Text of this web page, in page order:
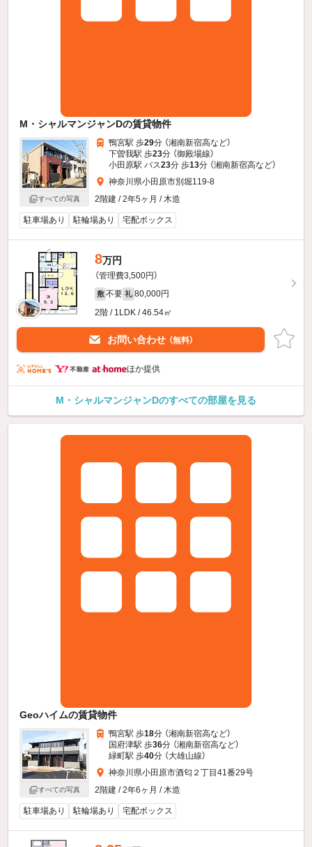
M・シャルマンジャンDの賃貸物件
すべての写真
鴨宮駅 歩29分 （湘南新宿高など）
下曽我駅 歩23分 （御殿場線）
小田原駅 バス23分 歩13分 （湘南新宿高など）
神奈川県小田原市別堀119-8
2階建 / 2年5ヶ月 / 木造
駐車場あり 駐輪場あり 宅配ボックス
8万円
（管理費3,500円）
敷 不要 礼 80,000円
2階 / 1LDK / 46.54㎡
お問い合わせ （無料）
ほか提供
M・シャルマンジャンDのすべての部屋を見る
Geoハイムの賃貸物件
すべての写真
鴨宮駅 歩18分 （湘南新宿高など）
国府津駅 歩36分 （湘南新宿高など）
緑町駅 歩40分 （大雄山線）
神奈川県小田原市酒匂２丁目41番29号
2階建 / 2年6ヶ月 / 木造
駐車場あり 駐輪場あり 宅配ボックス